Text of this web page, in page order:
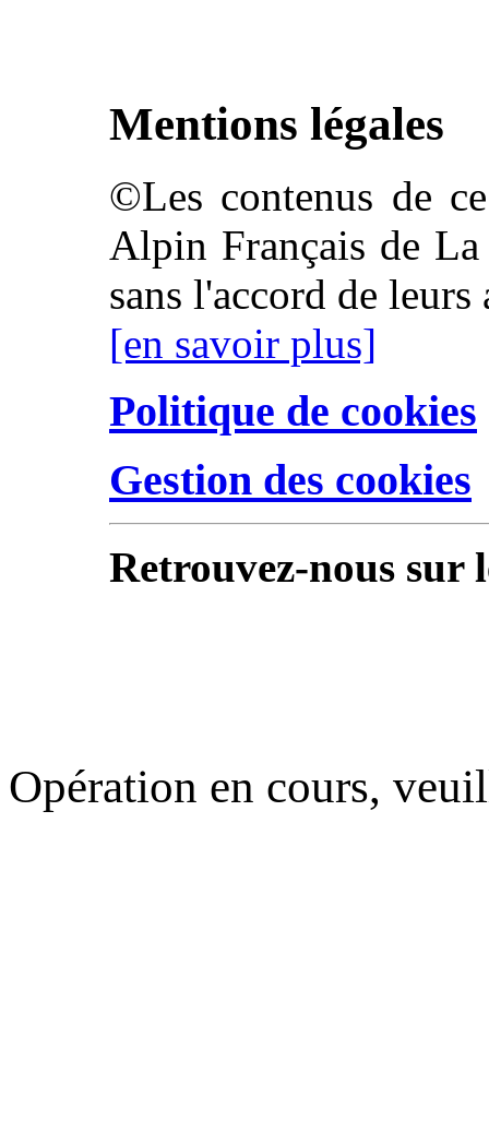
Mentions légales
©Les contenus de
Alpin Français de
sans l'accord de leurs
[en savoir plus]
Politique de cookies
Gestion des cookies
Retrouvez-nous sur
Opération en cours,